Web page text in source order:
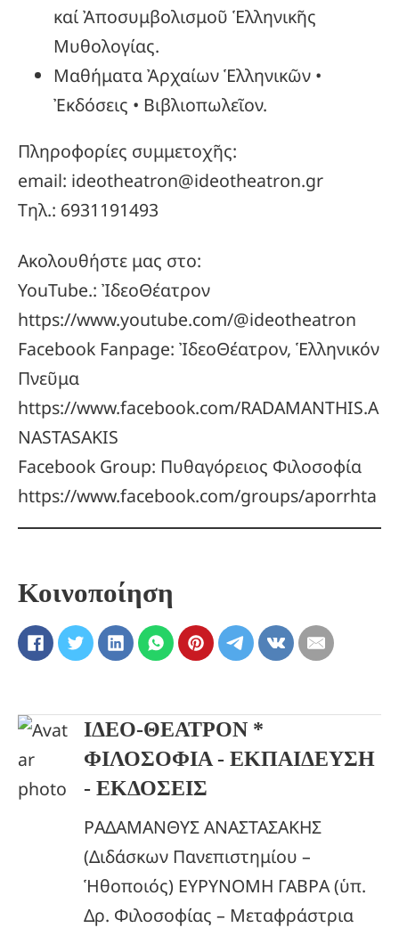
καί Ἀποσυμβολισμοῦ Ἑλληνικῆς
Μυθολογίας.
Μαθήματα Ἀρχαίων Ἑλληνικῶν •
Ἐκδόσεις • Βιβλιοπωλεῖον.
Πληροφορίες συμμετοχῆς:
email: ideotheatron@ideotheatron.gr
Τηλ.: 6931191493
Ακολουθήστε μας στο:
YouTube.: ἸδεοΘέατρον
https://www.youtube.com/@ideotheatron
Facebook Fanpage: ἸδεοΘέατρον, Ἑλληνικόν
Πνεῦμα
https://www.facebook.com/RADAMANTHIS.A
NASTASAKIS
Facebook Group: Πυθαγόρειος Φιλοσοφία
https://www.facebook.com/groups/aporrhta
Κοινοποίηση
ΙΔΕΟ-ΘΕΑΤΡΟΝ *
ΦΙΛΟΣΟΦΙΑ - ΕΚΠΑΙΔΕΥΣΗ
- ΕΚΔΟΣΕΙΣ
ΡΑΔΑΜΑΝΘΥΣ ΑΝΑΣΤΑΣΑΚΗΣ
(Διδάσκων Πανεπιστημίου –
Ἡθοποιός) ΕΥΡΥΝΟΜΗ ΓΑΒΡΑ (ὑπ.
Δρ. Φιλοσοφίας – Μεταφράστρια